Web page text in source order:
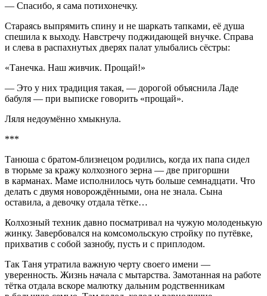
— Спасибо, я сама потихонечку.
Стараясь выпрямить спину и не шаркать тапками, её душа
спешила к выходу. Навстречу поджидающей внучке. Справа
и слева в распахнутых дверях палат улыбались сёстры:
«Танечка. Наш живчик. Прощай!»
— Это у них традиция такая, — дорогой объяснила Ладе
бабуля — при выписке говорить «прощай».
Ляля недоумённо хмыкнула.
***
Танюша с братом-близнецом родились, когда их папа сидел
в тюрьме за кражу колхозного зерна — две пригоршни
в карманах. Маме исполнилось чуть больше семнадцати. Что
делать с двумя новорождёнными, она не знала. Сына
оставила, а девочку отдала тётке…
Колхозный техник давно посматривал на чужую молоденькую
жинку. Завербовался на комсомольскую стройку по путёвке,
прихватив с собой зазнобу, пусть и с приплодом.
Так Таня утратила важную черту своего имени —
уверенность. Жизнь начала с мытарства. Замотанная на работе
тётка отдала вскоре малютку дальним родственникам